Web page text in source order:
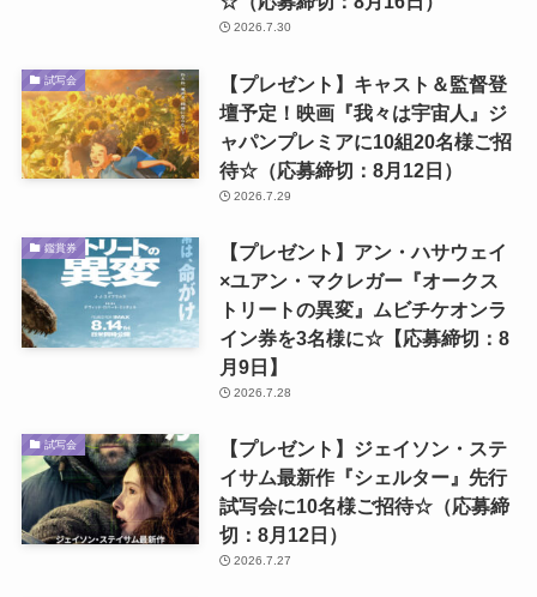
2026.7.30
試写会
【プレゼント】キャスト＆監督登
壇予定！映画『我々は宇宙人』ジ
ャパンプレミアに10組20名様ご招
待☆（応募締切：8月12日）
2026.7.29
鑑賞券
【プレゼント】アン・ハサウェイ
×ユアン・マクレガー『オークス
トリートの異変』ムビチケオンラ
イン券を3名様に☆【応募締切：8
月9日】
2026.7.28
試写会
【プレゼント】ジェイソン・ステ
イサム最新作『シェルター』先行
試写会に10名様ご招待☆（応募締
切：8月12日）
2026.7.27